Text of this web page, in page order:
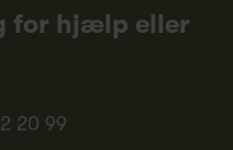
for hjælp eller
20 99